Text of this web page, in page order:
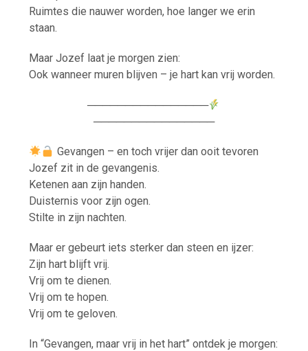
Ruimtes die nauwer worden, hoe langer we erin
staan.
Maar Jozef laat je morgen zien:
Ook wanneer muren blijven – je hart kan vrij worden.
────────────────
────────────────
Gevangen – en toch vrijer dan ooit tevoren
Jozef zit in de gevangenis.
Ketenen aan zijn handen.
Duisternis voor zijn ogen.
Stilte in zijn nachten.
Maar er gebeurt iets sterker dan steen en ijzer:
Zijn hart blijft vrij.
Vrij om te dienen.
Vrij om te hopen.
Vrij om te geloven.
In “Gevangen, maar vrij in het hart” ontdek je morgen: